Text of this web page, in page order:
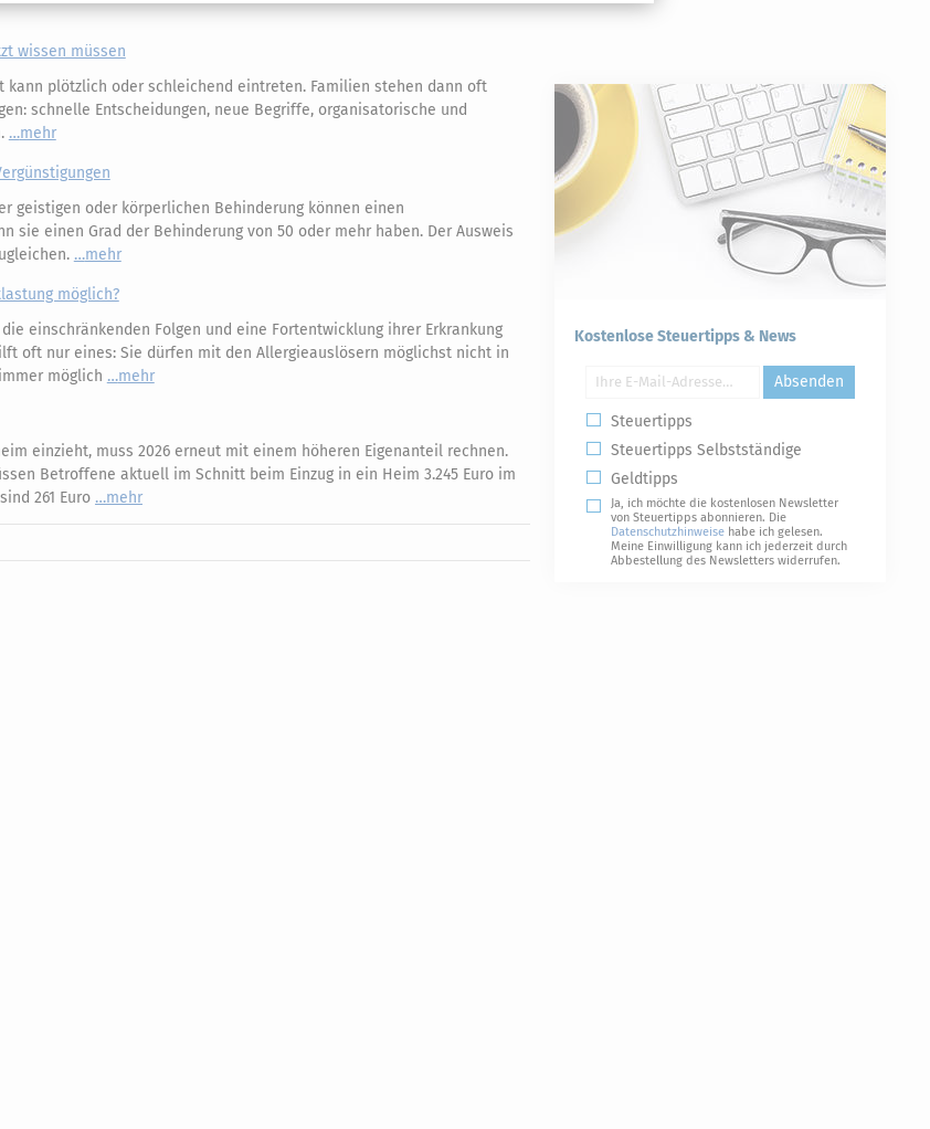
wissen müssen
kann plötzlich oder schleichend eintreten. Familien stehen dann oft
schnelle Entscheidungen, neue Begriffe, organisatorische und
mehr
geistigen oder körperlichen Behinderung können einen
sie einen Grad der Behinderung von 50 oder mehr haben. Der Ausweis
mehr
möglich?
einschränkenden Folgen und eine Fortentwicklung ihrer Erkrankung
oft nur eines: Sie dürfen mit den Allergieauslösern möglichst nicht in
möglich
mehr
einzieht, muss 2026 erneut mit einem höheren Eigenanteil rechnen.
Betroffene aktuell im Schnitt beim Einzug in ein Heim 3.245 Euro im
261 Euro
mehr
Kostenlose Steuertipps & News
Absenden
Steuertipps
Steuertipps Selbstständige
Geldtipps
Ja, ich möchte die kostenlosen Newsletter
von Steuertipps abonnieren. Die
Datenschutzhinweise habe ich gelesen.
Meine Einwilligung kann ich jederzeit durch
Abbestellung des Newsletters widerrufen.